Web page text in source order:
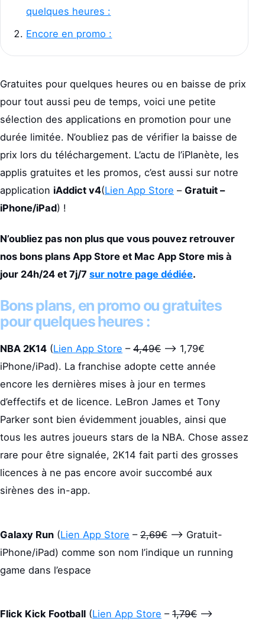
quelques heures :
Encore en promo :
Gratuites pour quelques heures ou en baisse de prix
pour tout aussi peu de temps, voici une petite
sélection des applications en promotion pour une
durée limitée. N’oubliez pas de vérifier la baisse de
prix lors du téléchargement. L’actu de l’iPlanète, les
applis gratuites et les promos, c’est aussi sur notre
application iAddict v4(Lien App Store – Gratuit –
iPhone/iPad) !
N’oubliez pas non plus que vous pouvez retrouver
nos bons plans App Store et Mac App Store mis à
jour 24h/24 et 7j/7 sur notre page dédiée.
Bons plans, en promo ou gratuites
pour quelques heures :
NBA 2K14 (Lien App Store – 4,49€ –> 1,79€
iPhone/iPad). La franchise adopte cette année
encore les dernières mises à jour en termes
d’effectifs et de licence. LeBron James et Tony
Parker sont bien évidemment jouables, ainsi que
tous les autres joueurs stars de la NBA. Chose assez
rare pour être signalée, 2K14 fait parti des grosses
licences à ne pas encore avoir succombé aux
sirènes des in-app.
Galaxy Run (Lien App Store – 2,69€ –> Gratuit-
iPhone/iPad) comme son nom l’indique un running
game dans l’espace
Flick Kick Football (Lien App Store – 1,79€ –>